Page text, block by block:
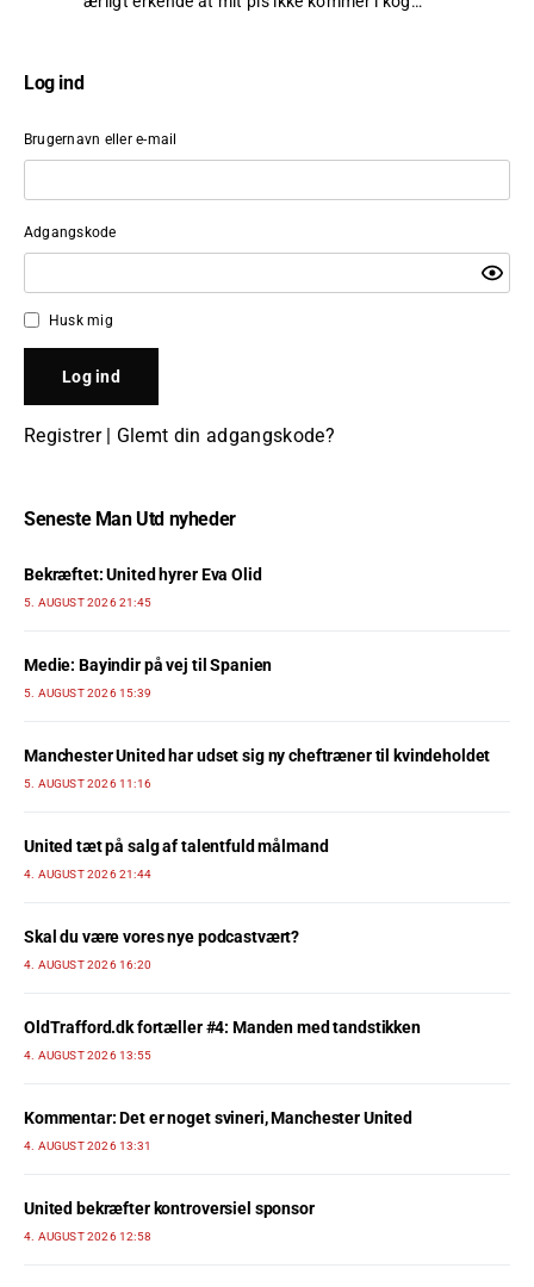
Log ind
Brugernavn eller e-mail
Adgangskode
Husk mig
Registrer| Glemt din adgangskode?
Seneste Man Utd nyheder
Bekræftet: United hyrer Eva Olid
5. AUGUST 2026 21:45
Medie: Bayindir på vej til Spanien
5. AUGUST 2026 15:39
Manchester United har udset sig ny cheftræner til kvindeholdet
5. AUGUST 2026 11:16
United tæt på salg af talentfuld målmand
4. AUGUST 2026 21:44
Skal du være vores nye podcastvært?
4. AUGUST 2026 16:20
OldTrafford.dk fortæller #4: Manden med tandstikken
4. AUGUST 2026 13:55
Kommentar: Det er noget svineri, Manchester United
4. AUGUST 2026 13:31
United bekræfter kontroversiel sponsor
4. AUGUST 2026 12:58